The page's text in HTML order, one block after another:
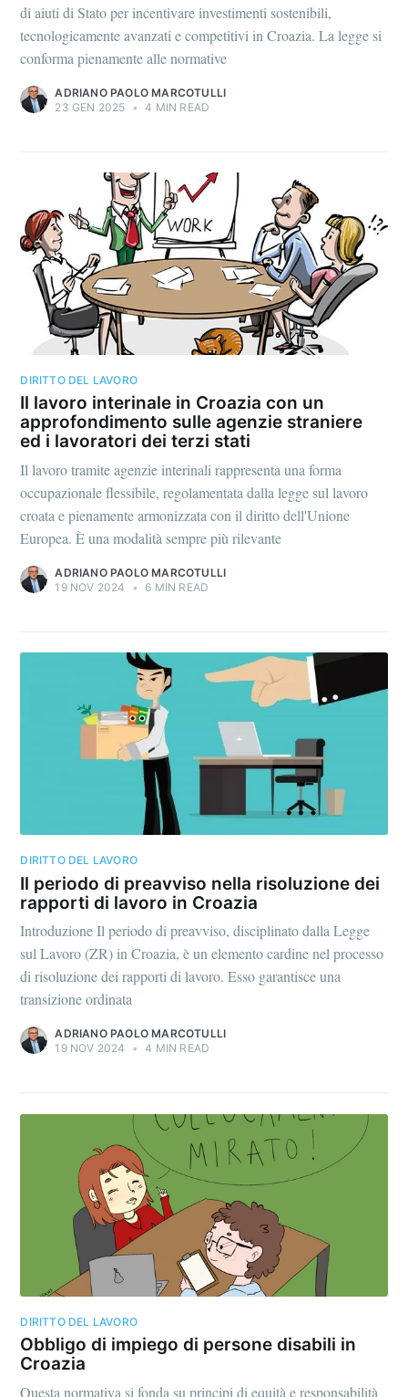
di aiuti di Stato per incentivare investimenti sostenibili,
tecnologicamente avanzati e competitivi in Croazia. La legge si
conforma pienamente alle normative
ADRIANO PAOLO MARCOTULLI
23 GEN 2025 • 4 MIN READ
DIRITTO DEL LAVORO
Il lavoro interinale in Croazia con un
approfondimento sulle agenzie straniere
ed i lavoratori dei terzi stati
Il lavoro tramite agenzie interinali rappresenta una forma
occupazionale flessibile, regolamentata dalla legge sul lavoro
croata e pienamente armonizzata con il diritto dell'Unione
Europea. È una modalità sempre più rilevante
ADRIANO PAOLO MARCOTULLI
19 NOV 2024
• 6 MIN READ
DIRITTO DEL LAVORO
Il periodo di preavviso nella risoluzione dei
rapporti di lavoro in Croazia
Introduzione Il periodo di preavviso, disciplinato dalla Legge
sul Lavoro (ZR) in Croazia, è un elemento cardine nel processo
di risoluzione dei rapporti di lavoro. Esso garantisce una
transizione ordinata
ADRIANO PAOLO MARCOTULLI
19 NOV 2024
• 4 MIN READ
DIRITTO DEL LAVORO
Obbligo di impiego di persone disabili in
Croazia
Questa normativa si fonda su principi di equità e responsabilità